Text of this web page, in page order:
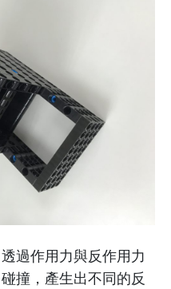
過作用力與反作用力
撞，產生出不同的反